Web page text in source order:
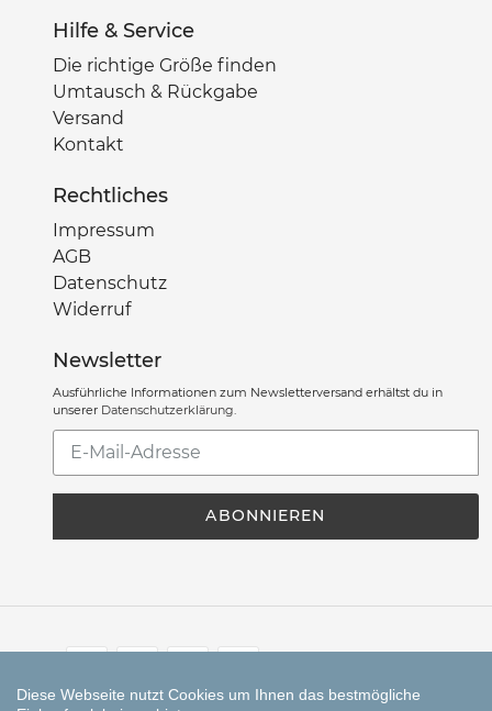
Hilfe & Service
Die richtige Größe finden
Umtausch & Rückgabe
Versand
Kontakt
Rechtliches
Impressum
AGB
Datenschutz
Widerruf
Newsletter
Ausführliche Informationen zum Newsletterversand erhältst du in
unserer Datenschutzerklärung
unsere
ABONNIEREN
Zahlungsarten
Diese Webseite nutzt Cookies um Ihnen das bestmögliche